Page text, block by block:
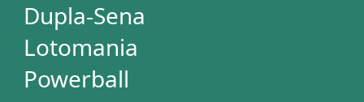
PowerBall
Mega Millions
EuroMillions